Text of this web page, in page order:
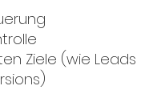
Ziele (wie Leads